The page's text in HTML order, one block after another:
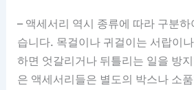
– 액세서리 역시 종류에 따라 구분
습니다. 목걸이나 귀걸이는 서랍이
하면 엇갈리거나 뒤틀리는 일을 방
은 액세서리들은 별도의 박스나 소